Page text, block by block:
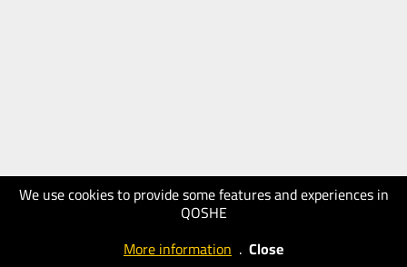
We use cookies to provide some features and experiences in
QOSHE
More information . Close